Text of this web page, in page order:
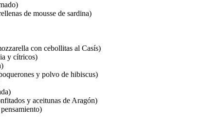
de mousse de sardina)
con cebollitas al Casís)
y cítricos)
y polvo de hibiscus)
y aceitunas de Aragón)